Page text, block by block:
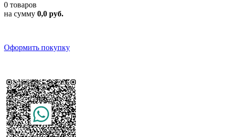
0 товаров
на сумму 0,0 руб.
Оформить покупку